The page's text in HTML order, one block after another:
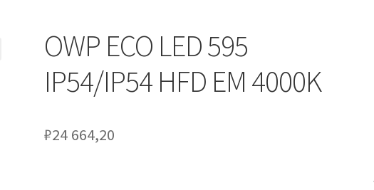
СертификатыТаблица выбора вводного щитка
OWP ECO LED 595
IP54/IP54 HFD EM 4000K
₽24 664,20